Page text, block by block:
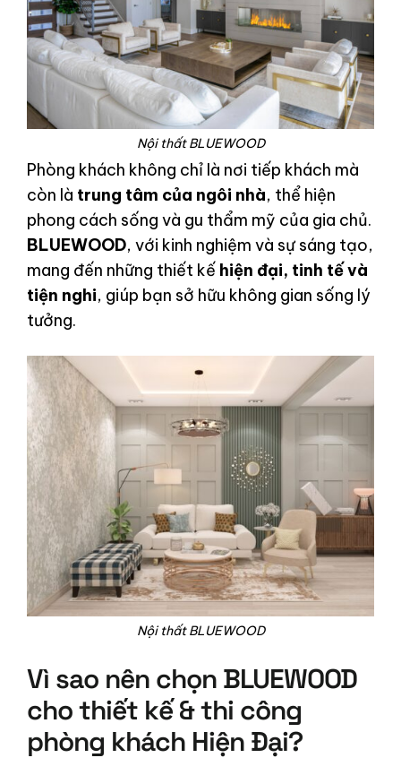
Nội thất BLUEWOOD
Phòng khách không chỉ là nơi tiếp khách mà
còn là trung tâm của ngôi nhà, thể hiện
phong cách sống và gu thẩm mỹ của gia chủ.
BLUEWOOD, với kinh nghiệm và sự sáng tạo,
mang đến những thiết kế hiện đại, tinh tế và
tiện nghi, giúp bạn sở hữu không gian sống lý
tưởng.
Nội thất BLUEWOOD
Vì sao nên chọn BLUEWOOD
cho thiết kế & thi công
phòng khách Hiện Đại?